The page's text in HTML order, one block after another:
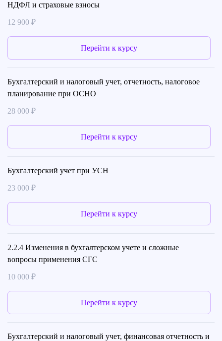
НДФЛ и страховые взносы
12 900 ₽
Перейти к курсу
Бухгалтерский и налоговый учет, отчетность, налоговое
планирование при ОСНО
28 000 ₽
Перейти к курсу
Бухгалтерский учет при УСН
23 000 ₽
Перейти к курсу
2.2.4 Изменения в бухгалтерском учете и сложные
вопросы применения СГС
10 000 ₽
Перейти к курсу
Бухгалтерский и налоговый учет, финансовая отчетность и